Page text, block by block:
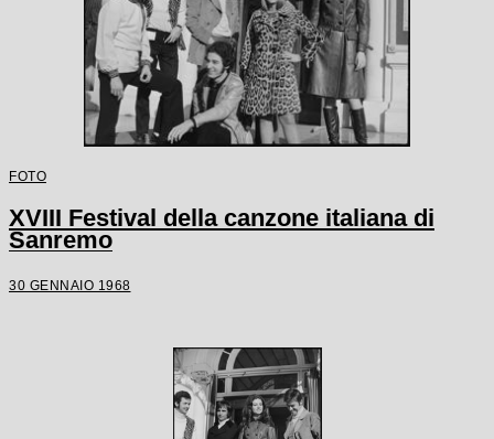
FOTO
XVIII Festival della canzone italiana di
Sanremo
30 GENNAIO 1968